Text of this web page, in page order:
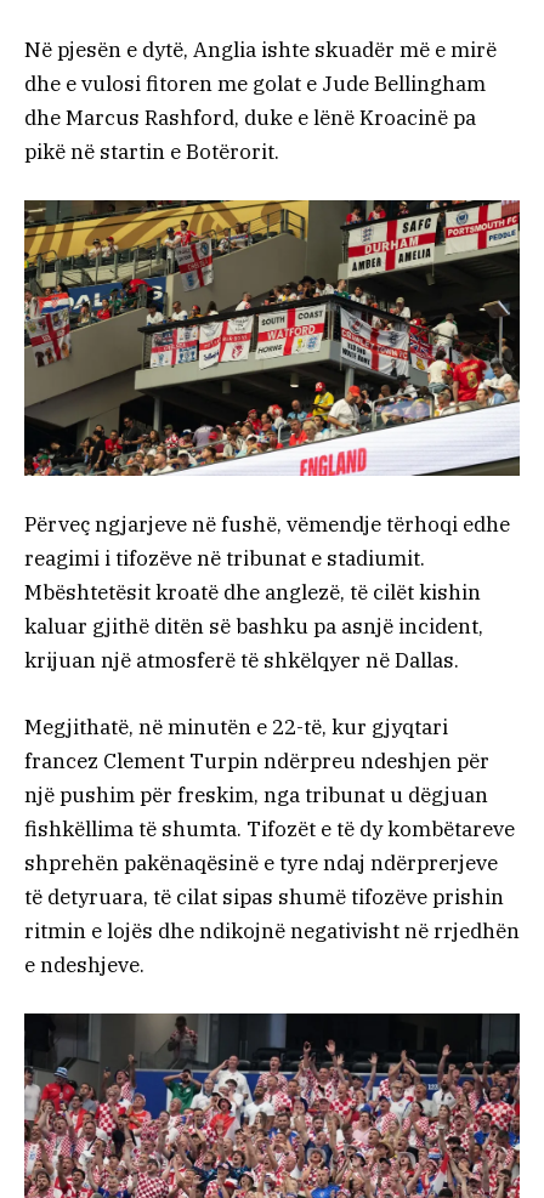
Në pjesën e dytë, Anglia ishte skuadër më e mirë
dhe e vulosi fitoren me golat e Jude Bellingham
dhe Marcus Rashford, duke e lënë Kroacinë pa
pikë në startin e Botërorit.
Përveç ngjarjeve në fushë, vëmendje tërhoqi edhe
reagimi i tifozëve në tribunat e stadiumit.
Mbështetësit kroatë dhe anglezë, të cilët kishin
kaluar gjithë ditën së bashku pa asnjë incident,
krijuan një atmosferë të shkëlqyer në Dallas.
Megjithatë, në minutën e 22-të, kur gjyqtari
francez Clement Turpin ndërpreu ndeshjen për
një pushim për freskim, nga tribunat u dëgjuan
fishkëllima të shumta. Tifozët e të dy kombëtareve
shprehën pakënaqësinë e tyre ndaj ndërprerjeve
të detyruara, të cilat sipas shumë tifozëve prishin
ritmin e lojës dhe ndikojnë negativisht në rrjedhën
e ndeshjeve.